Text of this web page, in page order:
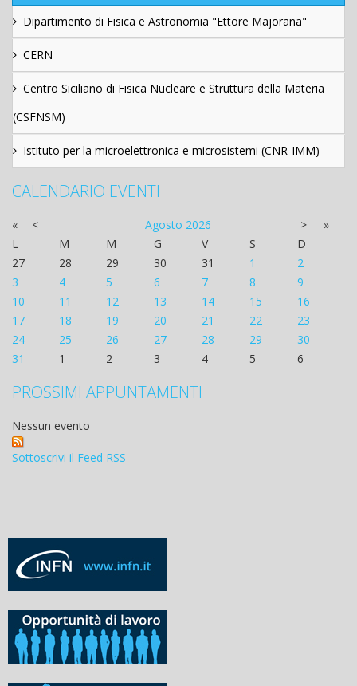
Dipartimento di Fisica e Astronomia "Ettore Majorana"
CERN
Centro Siciliano di Fisica Nucleare e Struttura della Materia
(CSFNSM)
Istituto per la microelettronica e microsistemi (CNR-IMM)
CALENDARIO EVENTI
« < Agosto 2026 >
»
L
M M G V S
D
27
28 29 30 31 1
2
3
4 5 6 7 8
9
10
11 12 13 14 15
16
17
18 19 20 21 22
23
24
25 26 27 28 29
30
31
1 2 3 4 5 6
PROSSIMI APPUNTAMENTI
Nessun evento
Sottoscrivi il Feed RSS